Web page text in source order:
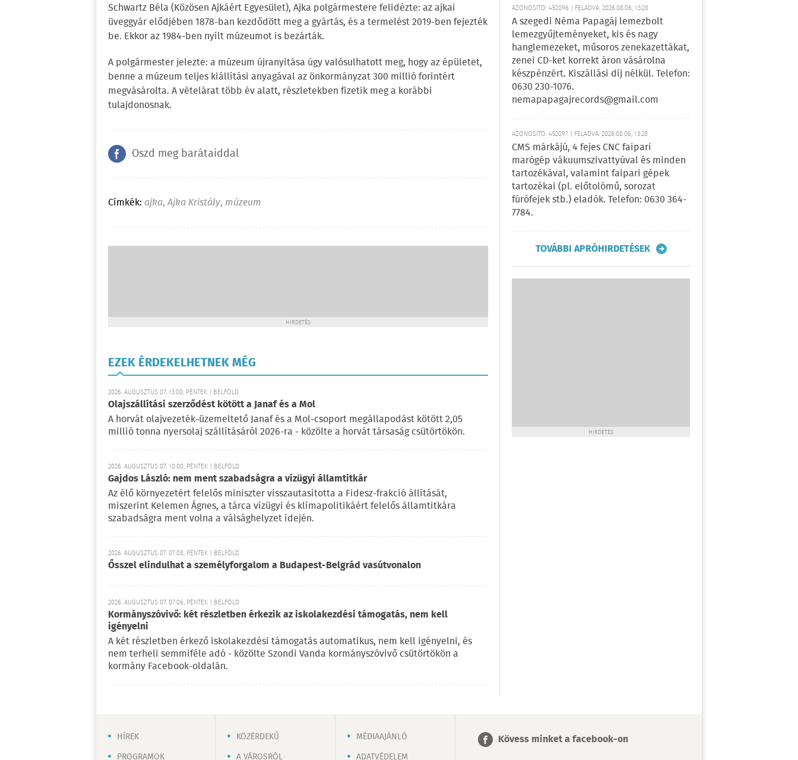
Schwartz Béla (Közösen Ajkáért Egyesület), Ajka polgármestere felidézte: az ajkai
üveggyár elődjében 1878-ban kezdődött meg a gyártás, és a termelést 2019-ben fejezték
be. Ekkor az 1984-ben nyílt múzeumot is bezárták.
A polgármester jelezte: a múzeum újranyitása úgy valósulhatott meg, hogy az épületet,
benne a múzeum teljes kiállítási anyagával az önkormányzat 300 millió forintért
megvásárolta. A vételárat több év alatt, részletekben fizetik meg a korábbi
tulajdonosnak.
Oszd meg barátaiddal
Címkék: ajka,Ajka Kristály, múzeum
HIRDETÉS
EZEK ÉRDEKELHETNEK MÉG
2026. AUGUSZTUS 07. 13:00, PÉNTEK | BELFÖLD
Olajszállítási szerződést kötött a Janaf és a Mol
A horvát olajvezeték-üzemeltető Janaf és a Mol-csoport megállapodást kötött 2,05
millió tonna nyersolaj szállításáról 2026-ra - közölte a horvát társaság csütörtökön.
2026. AUGUSZTUS 07. 10:00, PÉNTEK | BELFÖLD
Gajdos László: nem ment szabadságra a vízügyi államtitkár
Az élő környezetért felelős miniszter visszautasította a Fidesz-frakció állítását,
miszerint Kelemen Ágnes, a tárca vízügyi és klímapolitikáért felelős államtitkára
szabadságra ment volna a válsághelyzet idején.
2026. AUGUSZTUS 07. 07:08, PÉNTEK | BELFÖLD
Ősszel elindulhat a személyforgalom a Budapest-Belgrád vasútvonalon
2026. AUGUSZTUS 07. 07:06, PÉNTEK | BELFÖLD
Kormányszóvivő: két részletben érkezik az iskolakezdési támogatás, nem kell
igényelni
A két részletben érkező iskolakezdési támogatás automatikus, nem kell igényelni, és
nem terheli semmiféle adó - közölte Szondi Vanda kormányszóvivő csütörtökön a
kormány Facebook-oldalán.
AZONOSÍTÓ: 452096 | FELADVA: 2026.08.06, 13:28
A szegedi Néma Papagáj lemezbolt
lemezgyűjteményeket, kis és nagy
hanglemezeket, műsoros zenekazettákat,
zenei CD-ket korrekt áron vásárolna
készpénzért. Kiszállási díj nélkül. Telefon:
0630 230-1076.
nemapapagajrecords@gmail.com
AZONOSÍTÓ: 452097 | FELADVA: 2026.08.06, 13:28
CMS márkájú, 4 fejes CNC faipari
marógép vákuumszivattyúval és minden
tartozékával, valamint faipari gépek
tartozékai (pl. előtolómű, sorozat
fúrófejek stb.) eladók. Telefon: 0630 364-
7784.
TOVÁBBI APRÓHIRDETÉSEK
HIRDETÉS
HÍREK
PROGRAMOK
KÖZÉRDEKŰ
A VÁROSRÓL
MÉDIAAJÁNLÓ
ADATVÉDELEM
Kövess minket a facebook-on